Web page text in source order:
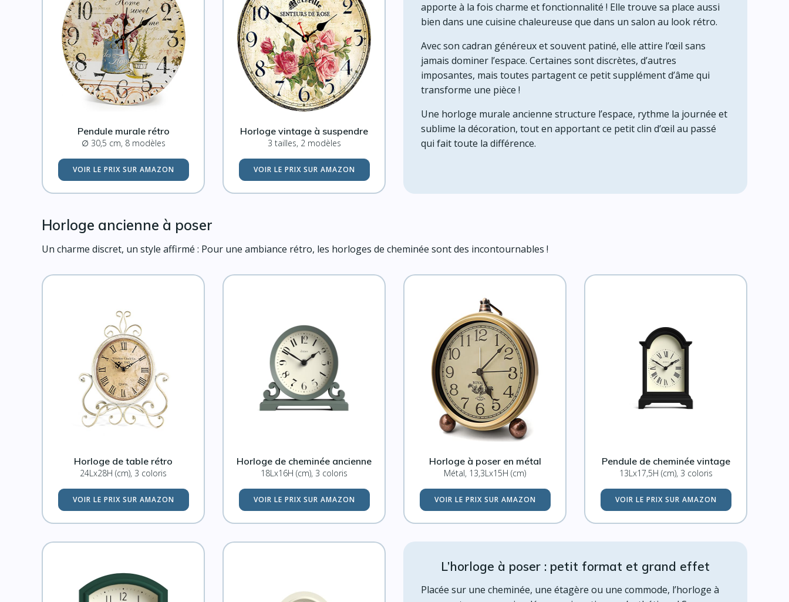
Pendule murale rétro
∅ 30,5 cm, 8 modèles
VOIR LE PRIX SUR AMAZON
Horloge vintage à suspendre
3 tailles, 2 modèles
VOIR LE PRIX SUR AMAZON
apporte à la fois charme et fonctionnalité ! Elle trouve sa place aussi
bien dans une cuisine chaleureuse que dans un salon au look rétro.
Avec son cadran généreux et souvent patiné, elle attire l’œil sans
jamais dominer l’espace. Certaines sont discrètes, d’autres
imposantes, mais toutes partagent ce petit supplément d’âme qui
transforme une pièce !
Une horloge murale ancienne structure l’espace, rythme la journée et
sublime la décoration, tout en apportant ce petit clin d’œil au passé
qui fait toute la différence.
Horloge ancienne à poser
Un charme discret, un style affirmé : Pour une ambiance rétro, les horloges de cheminée sont des incontournables !
Horloge de table rétro
24Lx28H (cm), 3 coloris
VOIR LE PRIX SUR AMAZON
Horloge de cheminée ancienne
18Lx16H (cm), 3 coloris
VOIR LE PRIX SUR AMAZON
Horloge à poser en métal
Métal, 13,3Lx15H (cm)
VOIR LE PRIX SUR AMAZON
Pendule de cheminée vintage
13Lx17,5H (cm), 3 coloris
VOIR LE PRIX SUR AMAZON
L’horloge à poser : petit format et grand effet
Placée sur une cheminée, une étagère ou une commode, l’horloge à